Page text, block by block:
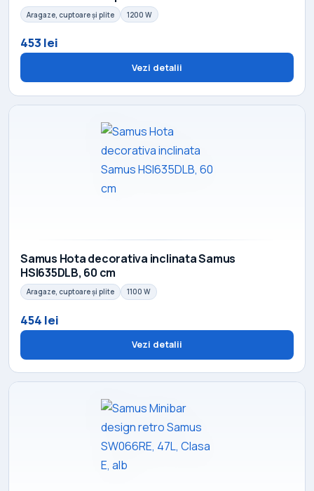
Aragaze, cuptoare și plite 1200 W
453 lei
Vezi detalii
Samus Hota decorativa inclinata Samus
HSI635DLB, 60 cm
Aragaze, cuptoare și plite 1100 W
454 lei
Vezi detalii